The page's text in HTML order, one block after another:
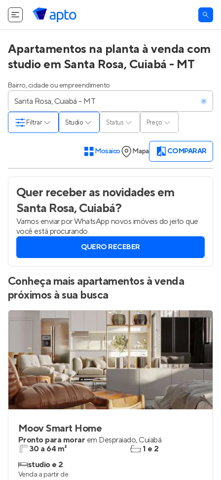
Apartamentos na planta à venda com
studio em Santa Rosa, Cuiabá - MT
Bairro, cidade ou empreendimento
Studio Status Preço
Filtrar
Mosaico Mapa COMPARAR
Quer receber as novidadesem
Santa Rosa, Cuiabá?
Vamos enviar por WhatsApp novos imóveis do jeito que
você está procurando.
QUERO RECEBER
Conheça mais apartamentos à venda
próximos à sua busca
Moov Smart Home
Pronto para morar em Despraiado, Cuiabá
30 a 64 m²
studio e 2
1 e 2
Venda a partir de